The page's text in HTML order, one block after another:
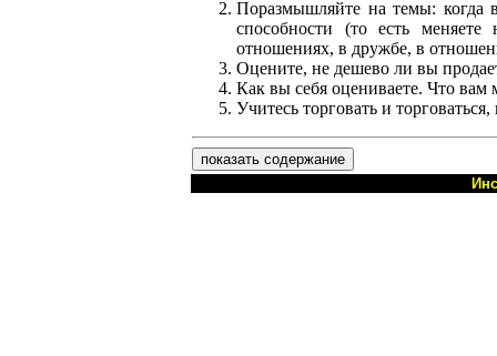
Поразмышляйте на темы: когда
способности (то есть
отношениях, в дружбе, в
Оцените, не дешево ли вы
Как вы себя оцениваете. Что
Учитесь торговать и
показать содержание